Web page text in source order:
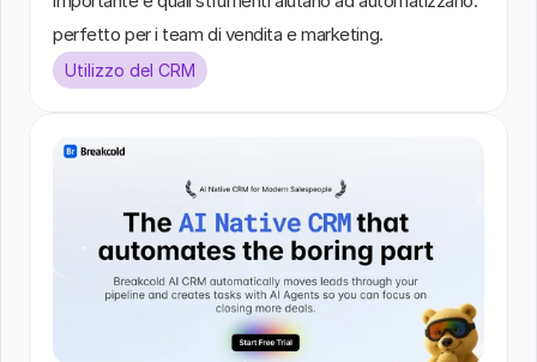
perfetto per i team di vendita e marketing.
Utilizzo del CRM